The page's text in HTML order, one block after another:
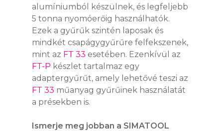
alumíniumból készülnek, és legfeljebb
5 tonna nyomóerőig használhatók.
Ezek a gyűrűk szintén laposak és
mindkét csapágygyűrűre felfekszenek,
mint az FT 33 esetében. Ezenkívül az
FT-P készlet tartalmaz egy
adaptergyűrűt, amely lehetővé teszi az
FT 33 műanyag gyűrűinek használatát
a présekben is.
Ismerje meg jobban a SIMATOOL